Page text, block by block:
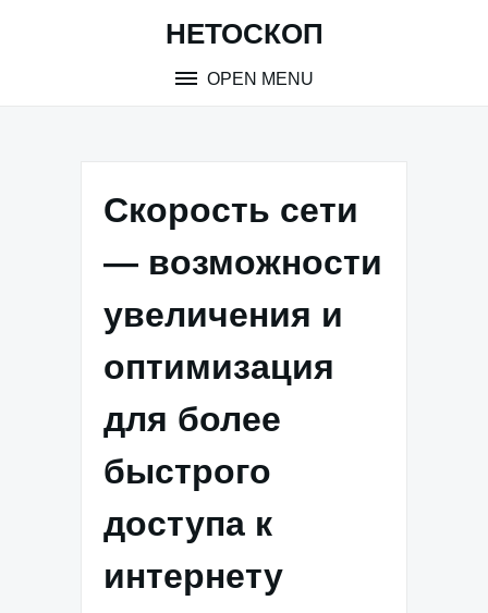
НЕТОСКОП
OPEN MENU
Скорость сети
— возможности
увеличения и
оптимизация
для более
быстрого
доступа к
интернету